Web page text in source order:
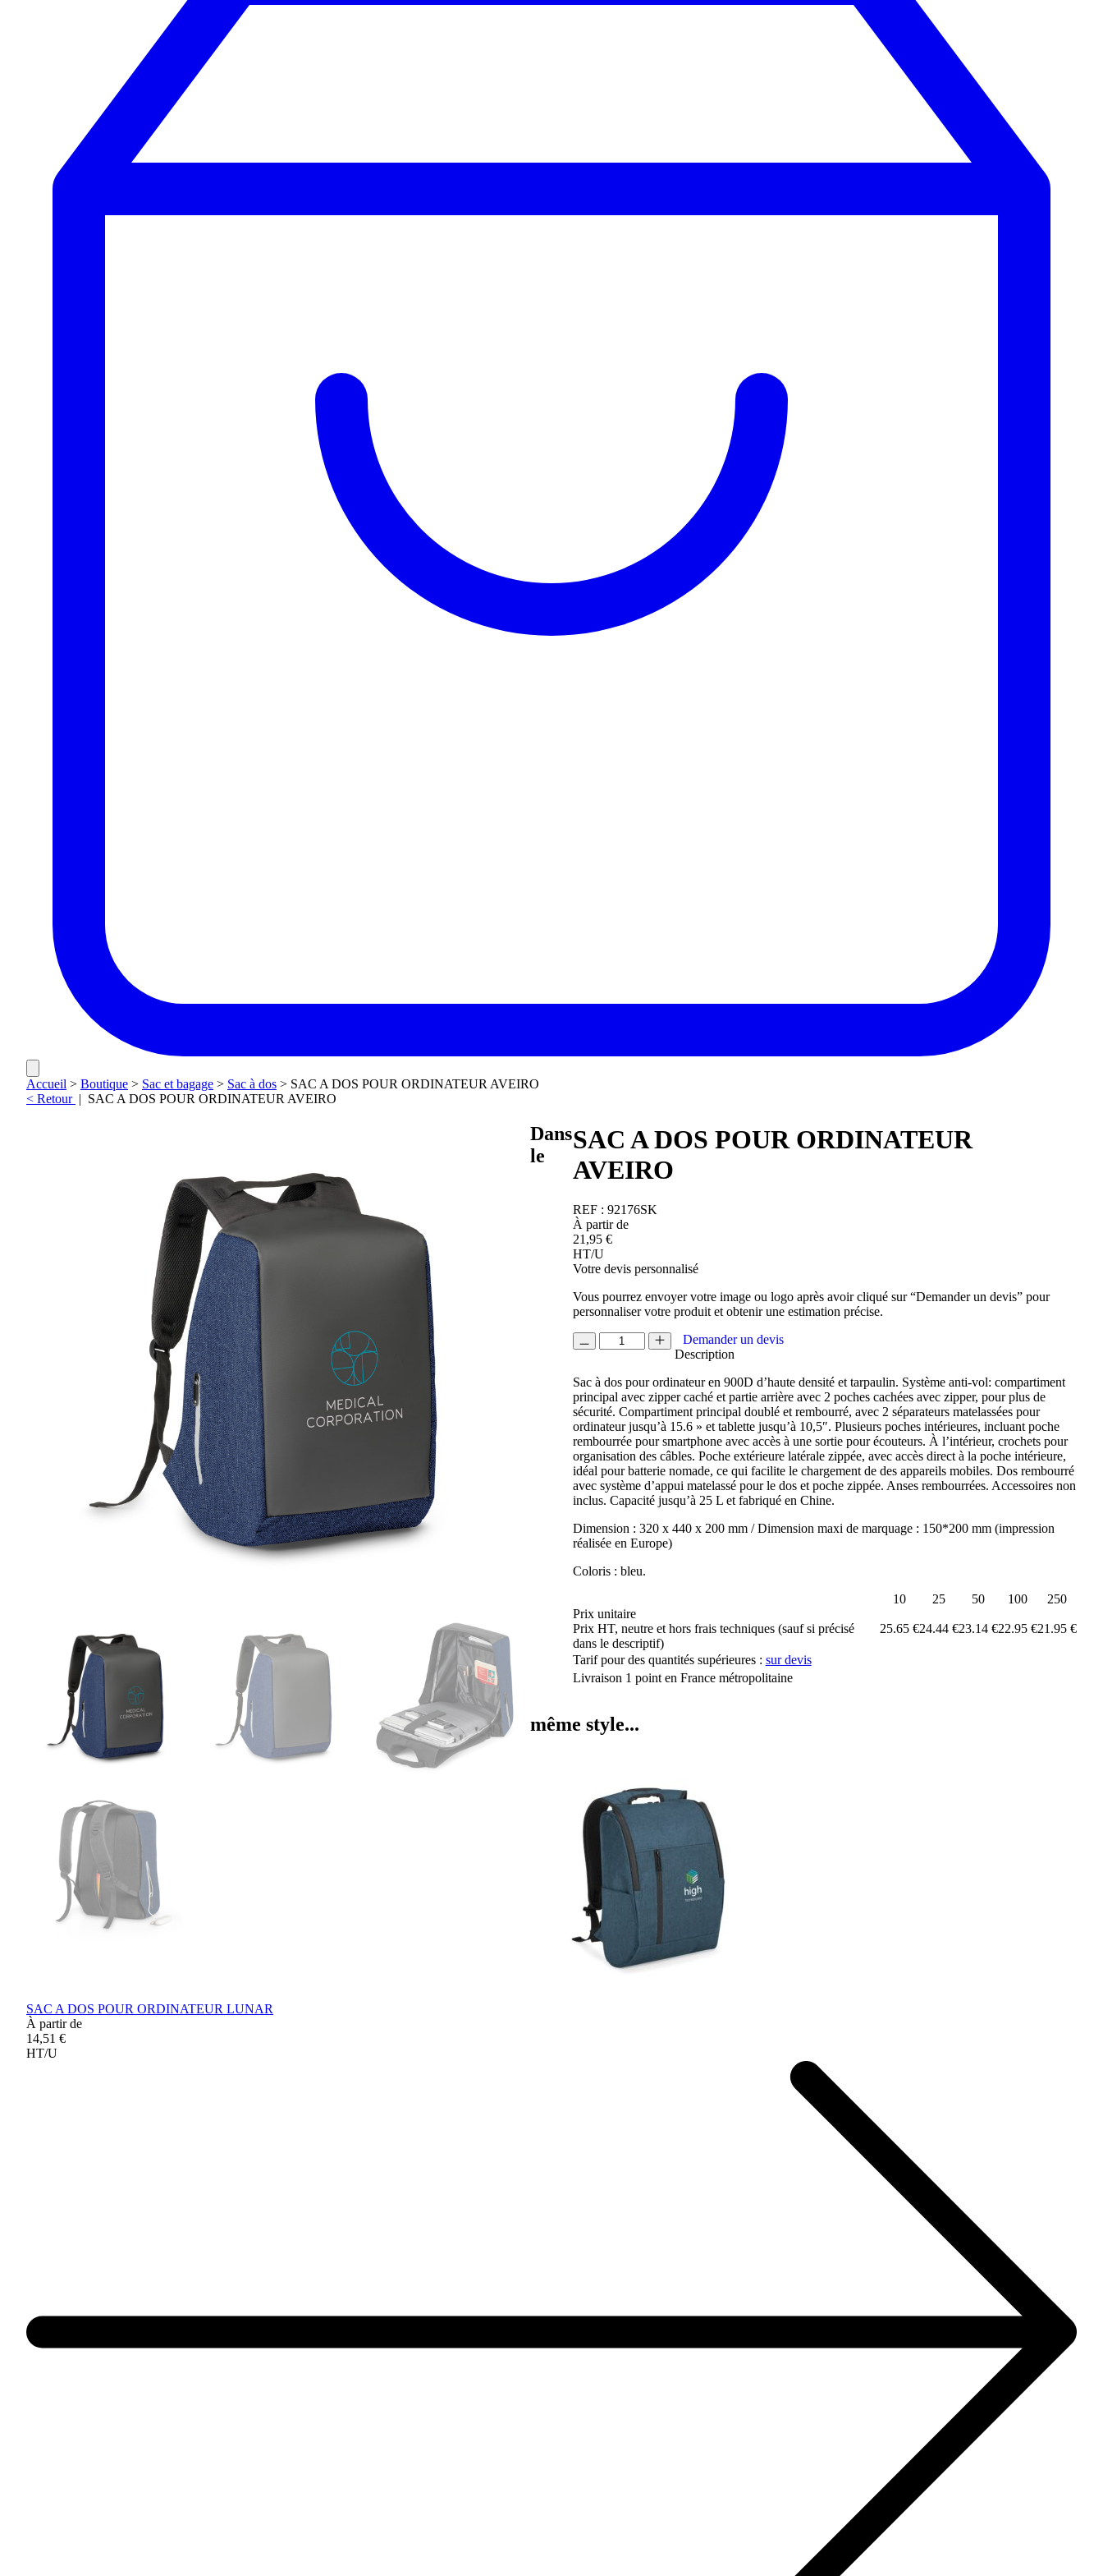
Accueil > Boutique > Sac et bagage > Sac à dos > SAC A DOS POUR ORDINATEUR AVEIRO
< Retour | SAC A DOS POUR ORDINATEUR AVEIRO
SAC A DOS POUR ORDINATEUR
AVEIRO
REF : 92176SK
À partir de
21,95 €
HT/U
Votre devis personnalisé
Vous pourrez envoyer votre image ou logo après avoir cliqué sur “Demander un devis” pour
personnaliser votre produit et obtenir une estimation précise.
quantité
de
A
DOS
POUR
ORDINATEUR
AVEIRO
Demander un devis
Description
Sac à dos pour ordinateur en 900D d’haute densité et tarpaulin. Système anti-vol: compartiment
principal avec zipper caché et partie arrière avec 2 poches cachées avec zipper, pour plus de
sécurité. Compartiment principal doublé et rembourré, avec 2 séparateurs matelassées pour
ordinateur jusqu’à 15.6 » et tablette jusqu’à 10,5″. Plusieurs poches intérieures, incluant poche
rembourrée pour smartphone avec accès à une sortie pour écouteurs. À l’intérieur, crochets pour
organisation des câbles. Poche extérieure latérale zippée, avec accès direct à la poche intérieure,
idéal pour batterie nomade, ce qui facilite le chargement de des appareils mobiles. Dos rembourré
avec système d’appui matelassé pour le dos et poche zippée. Anses rembourrées. Accessoires non
inclus. Capacité jusqu’à 25 L et fabriqué en Chine.
Dimension : 320 x 440 x 200 mm / Dimension maxi de marquage : 150*200 mm (impression
réalisée en Europe)
Coloris : bleu.
10
25 50 100
250
Prix unitaire
Prix HT, neutre et hors frais techniques (sauf si précisé
dans le descriptif)
25.65 €24.44 €23.14 €22.95 €21.95 €
Tarif pour des quantités supérieures : sur devis
Livraison 1 point en France métropolitaine
Dans
le
même style...
SAC A DOS POUR ORDINATEUR LUNAR
À partir de
14,51 €
HT/U